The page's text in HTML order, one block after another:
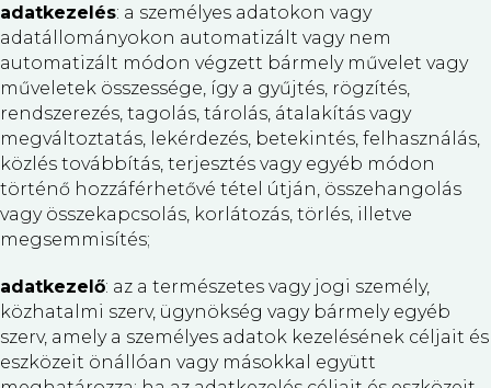
adatkezelés: a személyes adatokon vagy
adatállományokon automatizált vagy nem
automatizált módon végzett bármely művelet vagy
műveletek összessége, így a gyűjtés, rögzítés,
rendszerezés, tagolás, tárolás, átalakítás vagy
megváltoztatás, lekérdezés, betekintés, felhasználás,
közlés továbbítás, terjesztés vagy egyéb módon
történő hozzáférhetővé tétel útján, összehangolás
vagy összekapcsolás, korlátozás, törlés, illetve
megsemmisítés;
adatkezelő: az a természetes vagy jogi személy,
közhatalmi szerv, ügynökség vagy bármely egyéb
szerv, amely a személyes adatok kezelésének céljait és
eszközeit önállóan vagy másokkal együtt